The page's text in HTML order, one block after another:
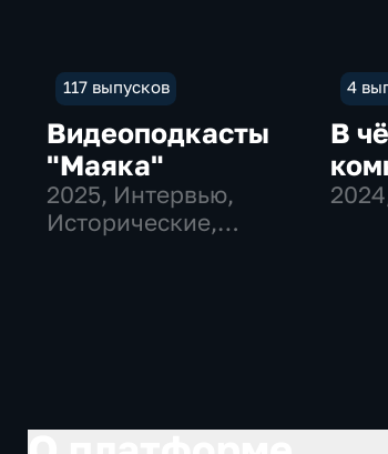
117 выпусков
Видеоподкасты
"Маяка"
2025, Интервью,
Исторические,
4
В
2024